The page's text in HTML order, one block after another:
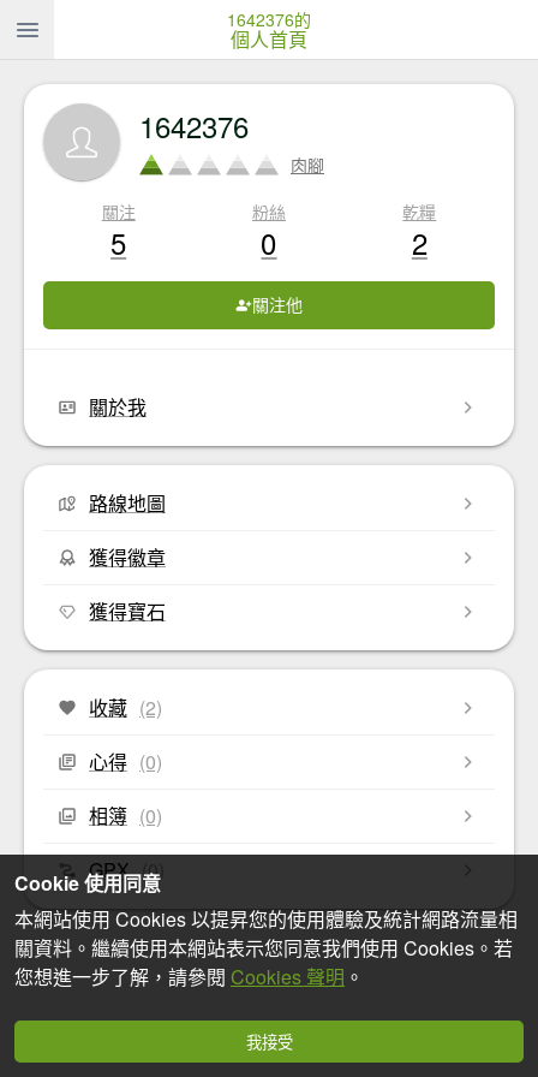
1642376的
個人首頁
1642376
肉腳
關注
5
粉絲
0
乾糧
2
關注他
關於我
路線地圖
獲得徽章
獲得寶石
收藏 (2)
心得 (0)
相簿 (0)
GPX (0)
Cookie 使用同意
本網站使用 Cookies 以提昇您的使用體驗及統計網路流量相
關資料。繼續使用本網站表示您同意我們使用 Cookies。若
您想進一步了解，請參閱 Cookies 聲明 。
我接受